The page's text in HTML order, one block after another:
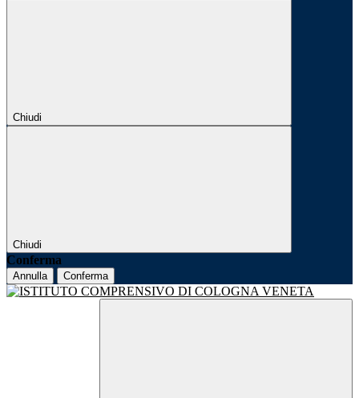
Chiudi
Chiudi
Conferma
Annulla Conferma